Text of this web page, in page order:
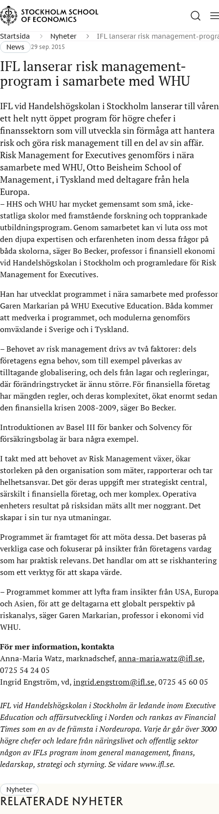
Startsida Nyheter
IFL lanserar risk management-
News
29 sep. 2015
IFL lanserar risk management-
program i samarbete med WHU
IFL vid Handelshögskolan i Stockholm lanserar till våren
ett helt nytt öppet program för högre chefer i
finanssektorn som vill utveckla sin förmåga att hantera
risk och göra risk management till en del av sin affär.
Risk Management for Executives genomförs i nära
samarbete med WHU, Otto Beisheim School of
Management, i Tyskland med deltagare från hela
Europa.
– HHS och WHU har mycket gemensamt som små, icke-
statliga skolor med framstående forskning och topprankade
utbildningsprogram. Genom samarbetet kan vi luta oss mot
den djupa expertisen och erfarenheten inom dessa frågor på
båda skolorna, säger Bo Becker, professor i finansiell ekonomi
vid Handelshögskolan i Stockholm och programledare för Risk
Management for Executives.
Han har utvecklat programmet i nära samarbete med professor
Garen Markarian på WHU Executive Education. Båda kommer
att medverka i programmet, och modulerna genomförs
omväxlande i Sverige och i Tyskland.
– Behovet av risk management drivs av två faktorer: dels
företagens egna behov, som till exempel påverkas av
tilltagande globalisering, och dels från lagar och regleringar,
där förändringstrycket är ännu större. För finansiella företag
har mängden regler, och deras komplexitet, ökat enormt sedan
den finansiella krisen 2008-2009, säger Bo Becker.
Introduktionen av Basel III för banker och Solvency för
försäkringsbolag är bara några exempel.
I takt med att behovet av Risk Management växer, ökar
storleken på den organisation som mäter, rapporterar och tar
helhetsansvar. Det gör deras uppgift mer strategiskt central,
särskilt i finansiella företag, och mer komplex. Operativa
enheters resultat på risksidan mäts allt mer noggrant. Det
skapar i sin tur nya utmaningar.
Programmet är framtaget för att möta dessa. Det baseras på
verkliga case och fokuserar på insikter från företagens vardag
som har praktisk relevans. Det handlar om att se riskhantering
som ett verktyg för att skapa värde.
– Programmet kommer att lyfta fram insikter från USA, Europa
och Asien, för att ge deltagarna ett globalt perspektiv på
riskanalys, säger Garen Markarian, professor i ekonomi vid
WHU.
För mer information, kontakta
Anna-Maria Watz, marknadschef,anna-maria.watz@ifl.se,
0725 54 24 05
Ingrid Engström, vd,ingrid.engstrom@ifl.se, 0725 45 60 05
IFL vid Handelshögskolan i Stockholm är ledande inom Executive
Education och affärsutveckling i Norden och rankas av Financial
Times som en av de främsta i Nordeuropa. Varje år går över 3000
högre chefer och ledare från näringslivet och offentlig sektor
någon av IFLs program inom general management, finans,
ledarskap, strategi och styrning. Se vidarewww.ifl.se.
Nyheter
Relaterade nyheter